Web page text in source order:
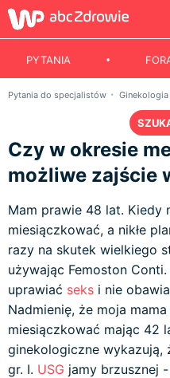
PYTANIA
Pytania do specjalistów Ginekologia
Czy w okresie
możliwe zajście
Mam prawie 48 lat. Kiedy
miesiączkować, a nikłe
razy na skutek wielkiego
używając Femoston
uprawiać seks i nie
Nadmienię, że moja
miesiączkować mając 42
ginekologiczne wykazują,
gr. I. USG jamy brzusznej